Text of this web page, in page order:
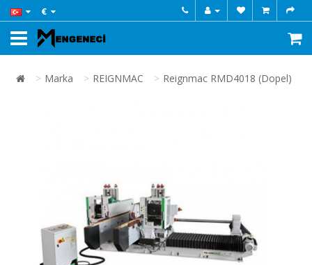
€
Marka REIGNMAC Reignmac RMD4018 (Dopel)